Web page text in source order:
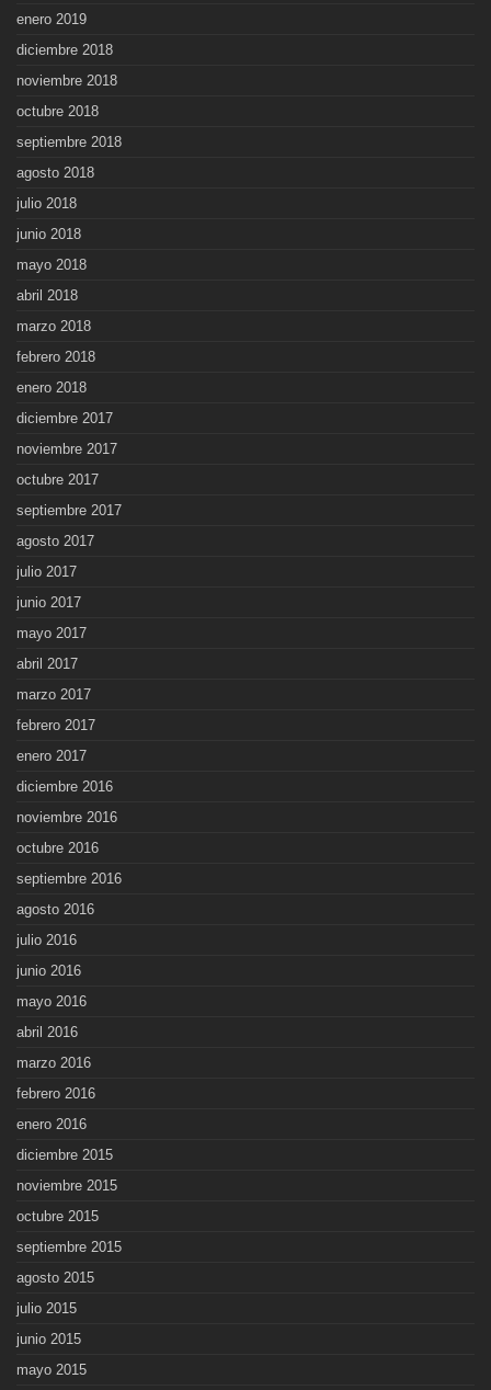
enero 2019
diciembre 2018
noviembre 2018
octubre 2018
septiembre 2018
agosto 2018
julio 2018
junio 2018
mayo 2018
abril 2018
marzo 2018
febrero 2018
enero 2018
diciembre 2017
noviembre 2017
octubre 2017
septiembre 2017
agosto 2017
julio 2017
junio 2017
mayo 2017
abril 2017
marzo 2017
febrero 2017
enero 2017
diciembre 2016
noviembre 2016
octubre 2016
septiembre 2016
agosto 2016
julio 2016
junio 2016
mayo 2016
abril 2016
marzo 2016
febrero 2016
enero 2016
diciembre 2015
noviembre 2015
octubre 2015
septiembre 2015
agosto 2015
julio 2015
junio 2015
mayo 2015